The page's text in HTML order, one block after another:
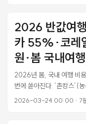
환 타입을 항상 의식해야
진다. ...
</button> <button
</button> <button
</nav> <turbo-frame
src="/interviews/
</turbo-frame> 탭을 클
서 콘텐츠를 교체한다.
turbo_frame_tag
frame ID가 매칭되고, 콘텐
2026 반값여
카 55%·코레
원·봄 국내여
2026년 봄, 국내 여행 비
번에 쏟아진다. ‘촌캉스’(
로 떠나는 봄 여행이 어느
2026-03-24 00:00 · 7